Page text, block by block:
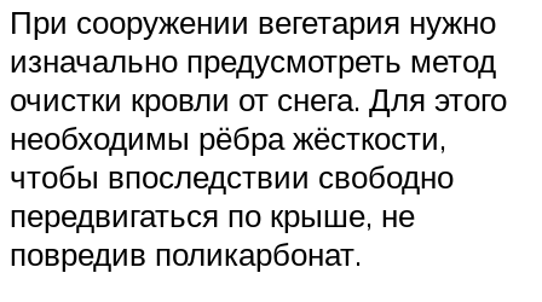
При сооружении вегетария нужно
изначально предусмотреть метод
очистки кровли от снега. Для этого
необходимы рёбра жёсткости,
чтобы впоследствии свободно
передвигаться по крыше, не
повредив поликарбонат.